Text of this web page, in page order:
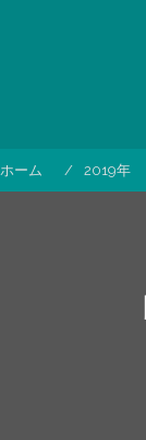
キ
ホーム 2019年